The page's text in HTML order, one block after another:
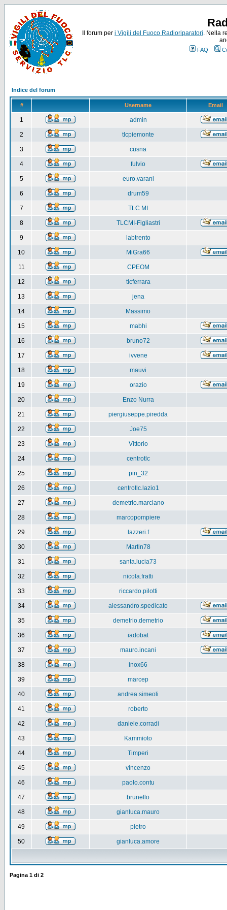
Il forum per i Vigili del Fuoco Radioriparatori. Nella
FAQ
Indice del forum
# Username Email
1 admin
2 tlcpiemonte
3 cusna
4 fulvio
5 euro.varani
6 drum59
7 TLC MI
8 TLCMI-Figliastri
9 labtrento
10 MiGra66
11 CPEOM
12 tlcferrara
13 jena
14 Massimo
15 mabhi
16 bruno72
17 ivvene
18 mauvi
19 orazio
20 Enzo Nurra
21 piergiuseppe.piredda
22 Joe75
23 Vittorio
24 centrotlc
25 pin_32
26 centrotlc.lazio1
27 demetrio.marciano
28 marcopompiere
29 lazzeri.f
30 Martin78
31 santa.lucia73
32 nicola.fratti
33 riccardo.pilotti
34 alessandro.spedicato
35 demetrio.demetrio
36 iadobat
37 mauro.incani
38 inox66
39 marcep
40 andrea.simeoli
41 roberto
42 daniele.corradi
43 Kammioto
44 Timperi
45 vincenzo
46 paolo.contu
47 brunello
48 gianluca.mauro
49 pietro
50 gianluca.amore
Pagina 1 di 2